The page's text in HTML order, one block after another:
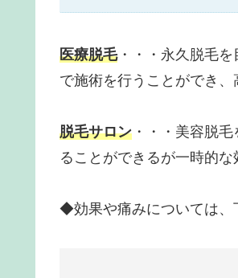
医療脱毛・・・永久脱毛を
で施術を行うことができ、
脱毛サロン ・・・美容脱
ることができるが一時的な
◆効果や痛みについては、